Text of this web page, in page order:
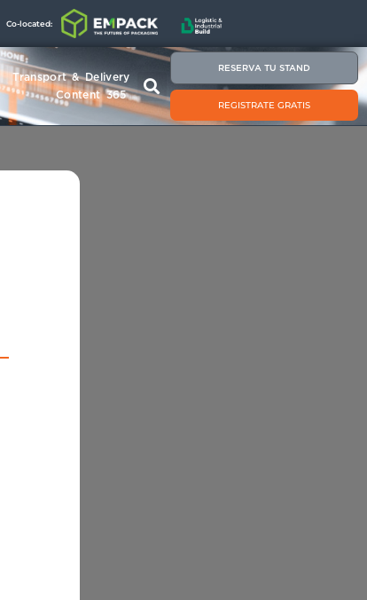
Co-located:
Transport & Delivery
Content 365
RESERVA TU STAND
REGISTRATE GRATIS